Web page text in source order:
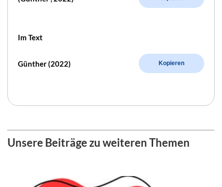
Im Text
Günther (2022) Kopieren
Unsere Beiträge zu weiteren Themen